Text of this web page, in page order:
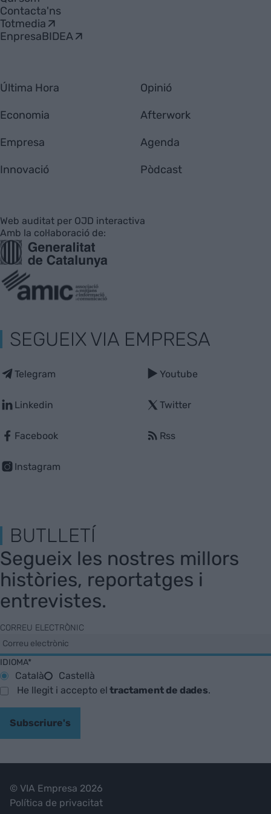
Contacta'ns
Totmedia
EnpresaBIDEA
Última Hora
Economia
Empresa
Innovació
Opinió
Afterwork
Agenda
Pòdcast
Web auditat per OJD interactiva
Amb la col·laboració de:
SEGUEIX VIA EMPRESA
Telegram
Linkedin
Facebook
Instagram
Youtube
Twitter
Rss
BUTLLETÍ
Segueix les nostres millors
històries, reportatges i
entrevistes.
CORREU ELECTRÒNIC
IDIOMA*
Català
Castellà
He llegit i accepto eltractament de dades.
Subscriure's
© VIA Empresa 2026
Política de privacitat